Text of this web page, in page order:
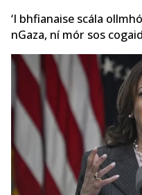
‘I bhfianaise scála
nGaza, ní mór sos